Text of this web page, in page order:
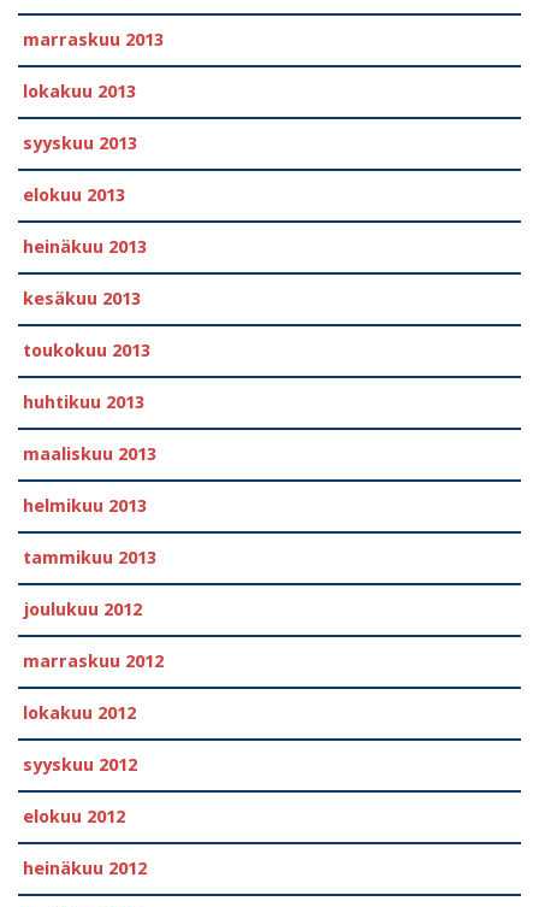
marraskuu 2013
lokakuu 2013
syyskuu 2013
elokuu 2013
heinäkuu 2013
kesäkuu 2013
toukokuu 2013
huhtikuu 2013
maaliskuu 2013
helmikuu 2013
tammikuu 2013
joulukuu 2012
marraskuu 2012
lokakuu 2012
syyskuu 2012
elokuu 2012
heinäkuu 2012